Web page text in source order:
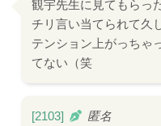
観宇先生に見てもらっ
チリ言い当てられて久
テンション上がっちゃ
てない（笑
[2103] 匿名